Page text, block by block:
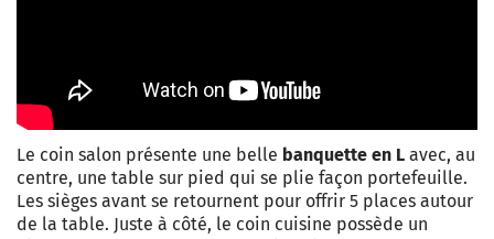
Le coin salon présente une belle banquette en L avec, au
centre, une table sur pied qui se plie façon portefeuille.
Les sièges avant se retournent pour offrir 5 places autour
de la table. Juste à côté, le coin cuisine possède un